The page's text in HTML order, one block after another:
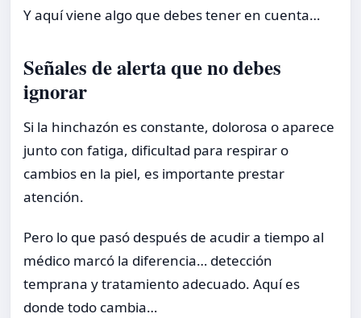
Y aquí viene algo que debes tener en cuenta…
Señales de alerta que no debes
ignorar
Si la hinchazón es constante, dolorosa o aparece
junto con fatiga, dificultad para respirar o
cambios en la piel, es importante prestar
atención.
Pero lo que pasó después de acudir a tiempo al
médico marcó la diferencia… detección
temprana y tratamiento adecuado. Aquí es
donde todo cambia…